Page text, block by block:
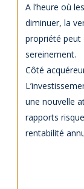
A l’heure où
diminuer, la
propriété peut
sereinement.
Côté
une nouvelle
rapports
rentabilité